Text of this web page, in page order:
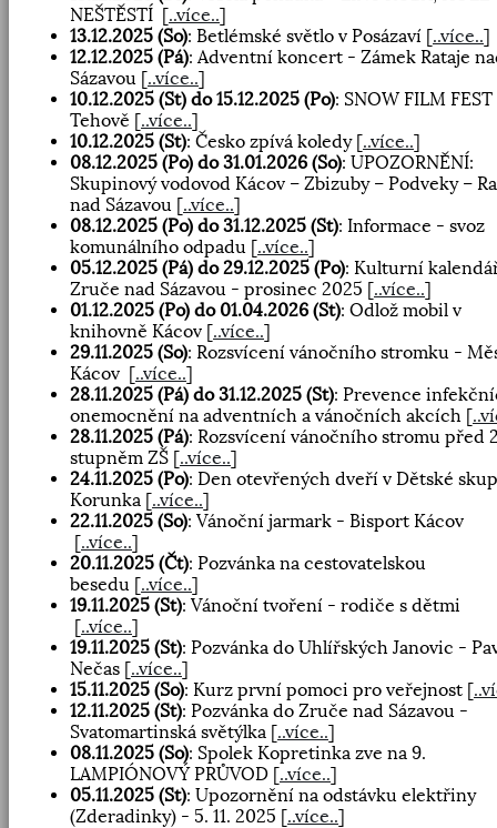
NEŠTĚSTÍ [..více..]
13.12.2025 (So): Betlémské světlo v Posázaví [..více..]
12.12.2025 (Pá): Adventní koncert - Zámek Rataje
Sázavou [..více..]
10.12.2025 (St) do 15.12.2025 (Po): SNOW FILM FEST
Tehově [..více..]
10.12.2025 (St): Česko zpívá koledy [..více..]
08.12.2025 (Po) do 31.01.2026 (So): UPOZORNĚNÍ:
Skupinový vodovod Kácov – Zbizuby – Podveky –
nad Sázavou [..více..]
08.12.2025 (Po) do 31.12.2025 (St): Informace - svoz
komunálního odpadu [..více..]
05.12.2025 (Pá) do 29.12.2025 (Po): Kulturní
Zruče nad Sázavou - prosinec 2025 [..více..]
01.12.2025 (Po) do 01.04.2026 (St): Odlož mobil v
knihovně Kácov [..více..]
29.11.2025 (So): Rozsvícení vánočního stromku -
Kácov [..více..]
28.11.2025 (Pá) do 31.12.2025 (St): Prevence
onemocnění na adventních a vánočních akcích [
28.11.2025 (Pá): Rozsvícení vánočního stromu před
stupněm ZŠ [..více..]
24.11.2025 (Po): Den otevřených dveří v Dětské
Korunka [..více..]
22.11.2025 (So): Vánoční jarmark - Bisport Kácov
[..více..]
20.11.2025 (Čt): Pozvánka na cestovatelskou
besedu [..více..]
19.11.2025 (St): Vánoční tvoření - rodiče s dětmi
[..více..]
19.11.2025 (St): Pozvánka do Uhlířských Janovic -
Nečas [..více..]
15.11.2025 (So): Kurz první pomoci pro veřejnost [
12.11.2025 (St): Pozvánka do Zruče nad Sázavou -
Svatomartinská světýlka [..více..]
08.11.2025 (So): Spolek Kopretinka zve na 9.
LAMPIÓNOVÝ PRŮVOD [..více..]
05.11.2025 (St): Upozornění na odstávku elektřiny
(Zderadinky) - 5. 11. 2025 [..více..]